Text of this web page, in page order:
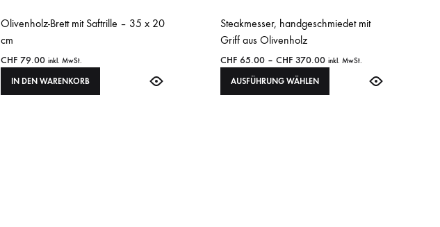
Olivenholz-Brett mit Saftrille – 35 x 20
cm
CHF 79.00 inkl. MwSt.
IN DEN WARENKORB
Steakmesser, handgeschmiedet mit
Griff aus Olivenholz
CHF 65.00 – CHF 370.00 inkl. MwSt.
AUSFÜHRUNG WÄHLEN